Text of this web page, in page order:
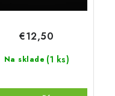
Na sklade (1 ks)
€12,50